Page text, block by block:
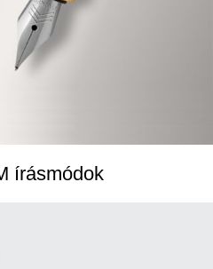
írásmódok